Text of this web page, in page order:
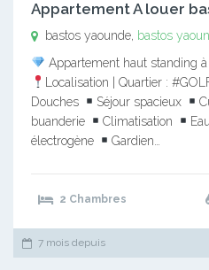
Appartement A louer
bastos yaounde, bastos
Appartement haut standing
Localisation | Quartier :
Douches
Séjour spacieux
buanderie
Climatisation
électrogène
Gardien…
2 Chambres
7 mois depuis